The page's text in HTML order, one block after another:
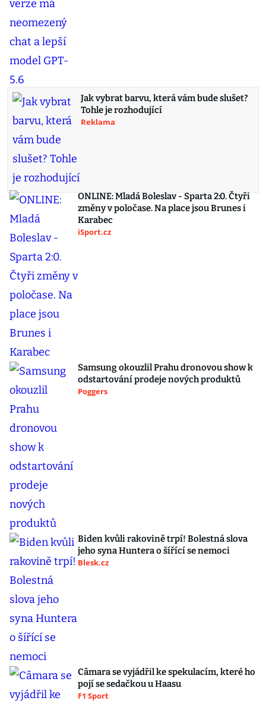
Jak vybrat barvu, která vám bude slušet?
Tohle je rozhodující
Reklama
ONLINE: Mladá Boleslav - Sparta 2:0. Čtyři
změny v poločase. Na place jsou Brunes i
Karabec
iSport.cz
Samsung okouzlil Prahu dronovou show k
odstartování prodeje nových produktů
Poggers
Biden kvůli rakovině trpí! Bolestná slova
jeho syna Huntera o šířící se nemoci
Blesk.cz
Câmara se vyjádřil ke spekulacím, které ho
pojí se sedačkou u Haasu
F1 Sport